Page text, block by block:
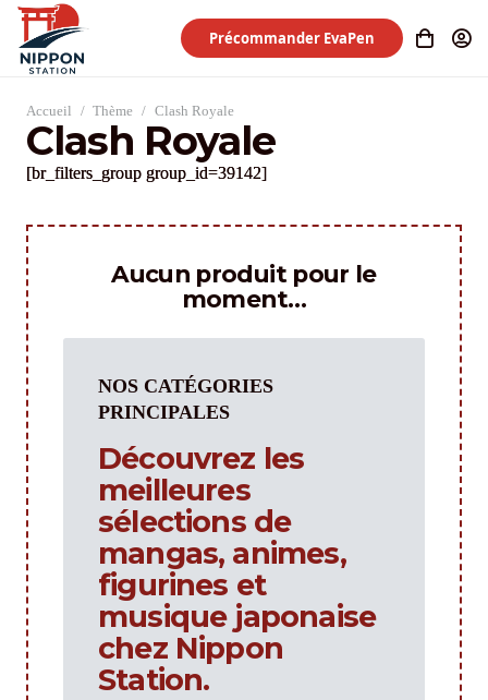
Précommander EvaPen
Accueil / Thème / Clash Royale
Clash Royale
[br_filters_group group_id=39142]
Aucun produit pour le
moment…
NOS CATÉGORIES
PRINCIPALES
Découvrez les
meilleures
sélections de
mangas, animes,
figurines et
musique japonaise
chez Nippon
Station.